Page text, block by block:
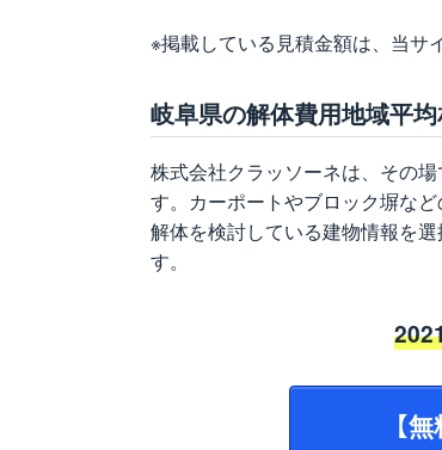
※掲載している見積金額は、当サ
岐阜県の解体費用地域平
株式会社クラッソーネは、その
す。カーポートやブロック塀な
解体を検討している建物情報を
す。
【